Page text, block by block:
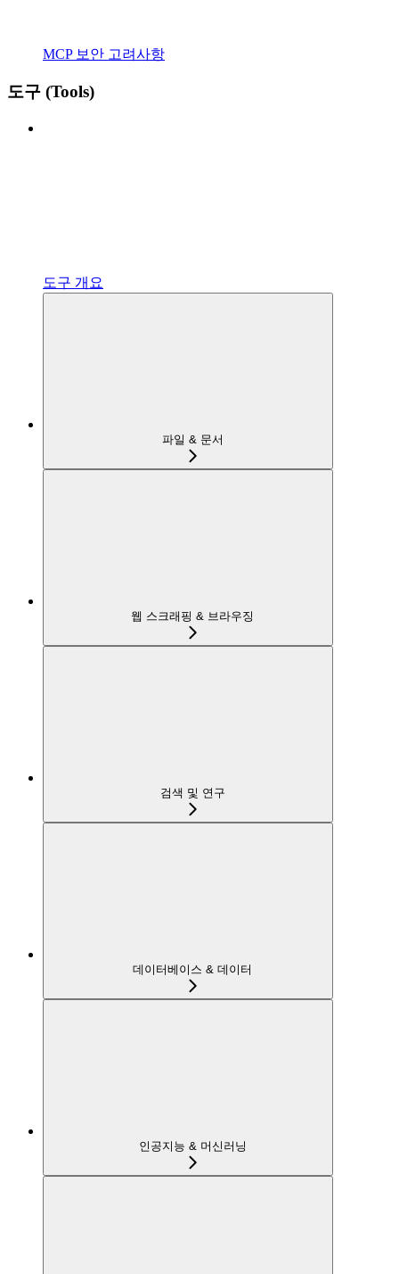
MCP 보안 고려사항
도구 (Tools)
도구 개요
파일 & 문서
웹 스크래핑 & 브라우징
검색 및 연구
데이터베이스 & 데이터
인공지능 & 머신러닝